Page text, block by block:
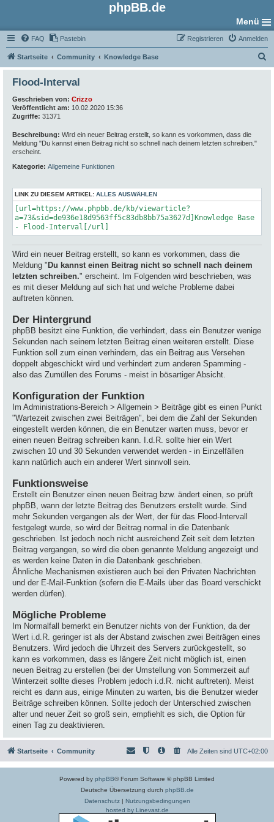
phpBB.de
Menü
FAQ Pastebin Anmelden
Registrieren
Startseite Community Knowledge Base
u
Flood-Interval
Geschrieben von: Crizzo
Veröffentlicht am: 10.02.2020 15:36
Zugriffe: 31371
Beschreibung: Wird ein neuer Beitrag erstellt, so kann es vorkommen, dass die
Meldung "Du kannst einen Beitrag nicht so schnell nach deinem letzten schreiben."
erscheint.
Kategorie: Allgemeine Funktionen
LINK ZU DIESEM ARTIKEL: ALLES AUSWÄHLEN
[url=https://www.phpbb.de/kb/viewarticle?
a=73&sid=de936e18d9563ff5c83db8bb75a3627d]Knowledge Base
- Flood-Interval[/url]
Wird ein neuer Beitrag erstellt, so kann es vorkommen, dass die
Meldung " Du kannst einen Beitrag nicht so schnell nach deinem
letzten schreiben." erscheint. Im Folgenden wird beschrieben, was
es mit dieser Meldung auf sich hat und welche Probleme dabei
auftreten können.
Der Hintergrund
phpBB besitzt eine Funktion, die verhindert, dass ein Benutzer wenige
Sekunden nach seinem letzten Beitrag einen weiteren erstellt. Diese
Funktion soll zum einen verhindern, das ein Beitrag aus Versehen
doppelt abgeschickt wird und verhindert zum anderen Spamming -
also das Zumüllen des Forums - meist in bösartiger Absicht.
Konfiguration der Funktion
Im Administrations-Bereich > Allgemein > Beiträge gibt es einen Punkt
"Wartezeit zwischen zwei Beiträgen", bei dem die Zahl der Sekunden
eingestellt werden können, die ein Benutzer warten muss, bevor er
einen neuen Beitrag schreiben kann. I.d.R. sollte hier ein Wert
zwischen 10 und 30 Sekunden verwendet werden - in Einzelfällen
kann natürlich auch ein anderer Wert sinnvoll sein.
Funktionsweise
Erstellt ein Benutzer einen neuen Beitrag bzw. ändert einen, so prüft
phpBB, wann der letzte Beitrag des Benutzers erstellt wurde. Sind
mehr Sekunden vergangen als der Wert, der für das Flood-Intervall
festgelegt wurde, so wird der Beitrag normal in die Datenbank
geschrieben. Ist jedoch noch nicht ausreichend Zeit seit dem letzten
Beitrag vergangen, so wird die oben genannte Meldung angezeigt und
es werden keine Daten in die Datenbank geschrieben.
Ähnliche Mechanismen existieren auch bei den Privaten Nachrichten
und der E-Mail-Funktion (sofern die E-Mails über das Board verschickt
werden dürfen).
Mögliche Probleme
Im Normalfall bemerkt ein Benutzer nichts von der Funktion, da der
Wert i.d.R. geringer ist als der Abstand zwischen zwei Beiträgen eines
Benutzers. Wird jedoch die Uhrzeit des Servers zurückgestellt, so
kann es vorkommen, dass es längere Zeit nicht möglich ist, einen
neuen Beitrag zu erstellen (bei der Umstellung von Sommerzeit auf
Winterzeit sollte dieses Problem jedoch i.d.R. nicht auftreten). Meist
reicht es dann aus, einige Minuten zu warten, bis die Benutzer wieder
Beiträge schreiben können. Sollte jedoch der Unterschied zwischen
alter und neuer Zeit so groß sein, empfiehlt es sich, die Option für
einen Tag zu deaktivieren.
Startseite Community Alle Zeiten sind UTC+02:00
Powered by phpBB® Forum Software © phpBB Limited
Deutsche Übersetzung durch phpBB.de
Datenschutz| Nutzungsbedingungen
hosted by Linevast.de